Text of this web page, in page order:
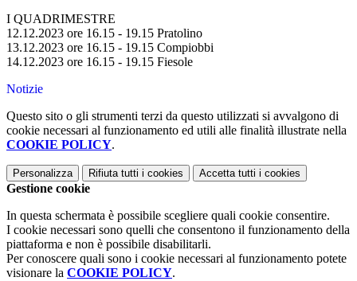
I QUADRIMESTRE
12.12.2023 ore 16.15 - 19.15 Pratolino
13.12.2023 ore 16.15 - 19.15 Compiobbi
14.12.2023 ore 16.15 - 19.15 Fiesole
Notizie
Questo sito o gli strumenti terzi da questo utilizzati si avvalgono di
cookie necessari al funzionamento ed utili alle finalità illustrate nella
COOKIE POLICY.
Personalizza Rifiuta tutti i cookies Accetta tutti i cookies
Gestione cookie
In questa schermata è possibile scegliere quali cookie consentire.
I cookie necessari sono quelli che consentono il funzionamento della
piattaforma e non è possibile disabilitarli.
Per conoscere quali sono i cookie necessari al funzionamento potete
visionare la COOKIE POLICY.